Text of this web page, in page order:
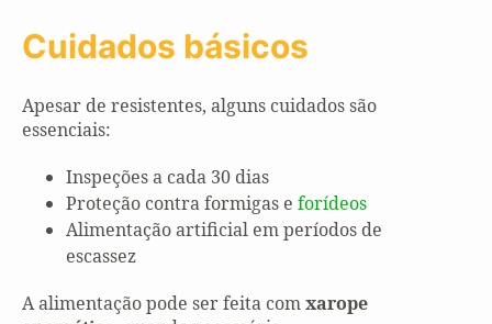
Cuidados básicos
Apesar de resistentes, alguns cuidados são
essenciais:
Inspeções a cada 30 dias
Proteção contra formigas e forídeos
Alimentação artificial em períodos de
escassez
A alimentação pode ser feita comxarope